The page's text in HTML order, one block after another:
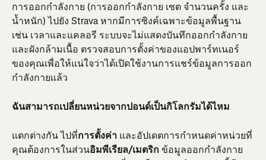
การออกกำลังกาย (การออกกำลังกาย เซต จำนวนครั้ง และ
น้ำหนัก) ไปยัง Strava หากมีการซิงค์เฉพาะข้อมูลพื้นฐาน
เช่น เวลาและแคลอรี ระบบจะไม่แสดงบันทึกออกกำลังกาย
และผังกล้ามเนื้อ ตรวจสอบการตั้งค่าของแอปพาร์ทเนอร์
ของคุณเพื่อให้แน่ใจว่าได้เปิดใช้งานการแชร์ข้อมูลการออก
กำลังกายแล้ว
ฉันสามารถเปลี่ยนหน่วยจากปอนด์เป็นกิโลกรัมได้ไหม
แตกต่างกัน ไปที่การตั้งค่า และอัปเดตการกำหนดค่าหน่วยที่
คุณต้องการในส่วนอิมพีเรียล/เมตริก ข้อมูลออกกำลังกาย